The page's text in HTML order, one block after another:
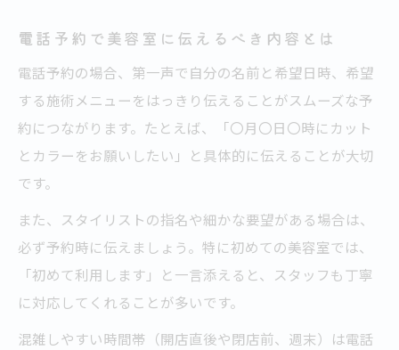
電話予約で美容室に伝えるべき内容とは
電話予約の場合、第一声で自分の名前と希望日時、希望
する施術メニューをはっきり伝えることがスムーズな予
約につながります。たとえば、「〇月〇日〇時にカット
とカラーをお願いしたい」と具体的に伝えることが大切
です。
また、スタイリストの指名や細かな要望がある場合は、
必ず予約時に伝えましょう。特に初めての美容室では、
「初めて利用します」と一言添えると、スタッフも丁寧
に対応してくれることが多いです。
混雑しやすい時間帯（開店直後や閉店前、週末）は電話